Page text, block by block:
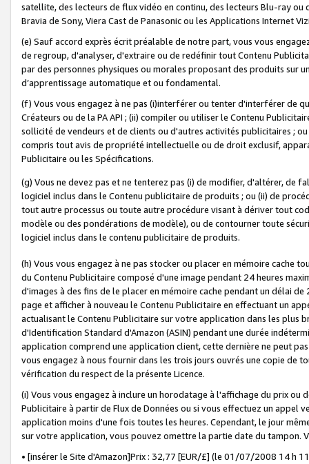
satellite, des lecteurs de flux vidéo en continu, des lecteurs Blu-ray
Bravia de Sony, Viera Cast de Panasonic ou les Applications Internet
(e) Sauf accord exprès écrit préalable de notre part, vous vous
de regroup, d'analyser, d'extraire ou de redéfinir tout Contenu
par des personnes physiques ou morales proposant des produits sur
d’apprentissage automatique et ou fondamental.
(f) Vous vous engagez à ne pas (i)interférer ou tenter d'interférer de
Créateurs ou de la PA API ; (ii) compiler ou utiliser le Contenu
sollicité de vendeurs et de clients ou d'autres activités publicitaires ;
compris tout avis de propriété intellectuelle ou de droit exclusif,
Publicitaire ou les Spécifications.
(g) Vous ne devez pas et ne tenterez pas (i) de modifier, d'altérer, de
logiciel inclus dans le Contenu publicitaire de produits ; ou (ii) de
tout autre processus ou toute autre procédure visant à dériver tout
modèle ou des pondérations de modèle), ou de contourner toute
logiciel inclus dans le contenu publicitaire de produits.
(h) Vous vous engagez à ne pas stocker ou placer en mémoire cache
du Contenu Publicitaire composé d'une image pendant 24 heures
d'images à des fins de le placer en mémoire cache pendant un délai
page et afficher à nouveau le Contenu Publicitaire en effectuant un
actualisant le Contenu Publicitaire sur votre application dans les plus
d'Identification Standard d'Amazon (ASIN) pendant une durée
application comprend une application client, cette dernière ne peut
vous engagez à nous fournir dans les trois jours ouvrés une copie de
vérification du respect de la présente Licence.
(i) Vous vous engagez à inclure un horodatage à l'affichage du prix
Publicitaire à partir de Flux de Données ou si vous effectuez un appel
application moins d'une fois toutes les heures. Cependant, le jour
sur votre application, vous pouvez omettre la partie date du tampon.
• [insérer le Site d'Amazon]Prix : 32,77 [EUR/£] (le 01/07/2008 14 h